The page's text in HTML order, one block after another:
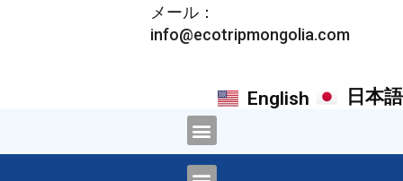
メール：
info@ecotripmongolia.com
English 日本語